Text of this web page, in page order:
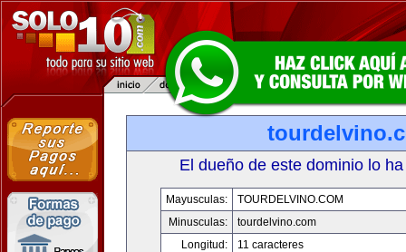
El dueño de este dominio lo
Mayusculas:
TOURDELVINO.COM
Minusculas:
tourdelvino.com
Longitud:
11 caracteres